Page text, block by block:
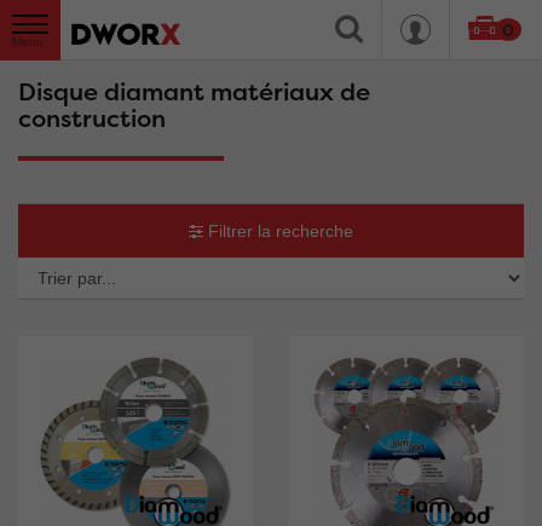
0
Disque diamant matériaux de
construction
Filtrer la recherche